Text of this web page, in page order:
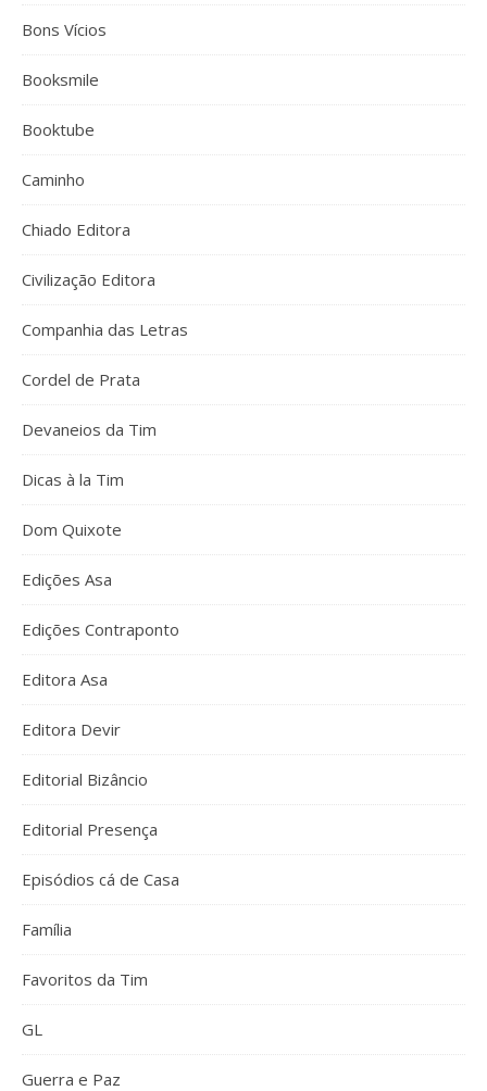
Bons Vícios
Booksmile
Booktube
Caminho
Chiado Editora
Civilização Editora
Companhia das Letras
Cordel de Prata
Devaneios da Tim
Dicas à la Tim
Dom Quixote
Edições Asa
Edições Contraponto
Editora Asa
Editora Devir
Editorial Bizâncio
Editorial Presença
Episódios cá de Casa
Família
Favoritos da Tim
GL
Guerra e Paz